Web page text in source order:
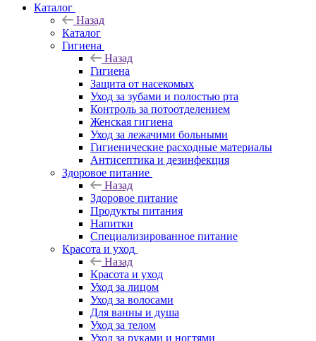
Каталог
Назад
Каталог
Гигиена
Назад
Гигиена
Защита от насекомых
Уход за зубами и полостью рта
Контроль за потоотделением
Женская гигиена
Уход за лежачими больными
Гигиенические расходные материалы
Антисептика и дезинфекция
Здоровое питание
Назад
Здоровое питание
Продукты питания
Напитки
Специализированное питание
Красота и уход
Назад
Красота и уход
Уход за лицом
Уход за волосами
Для ванны и душа
Уход за телом
Уход за руками и ногтями